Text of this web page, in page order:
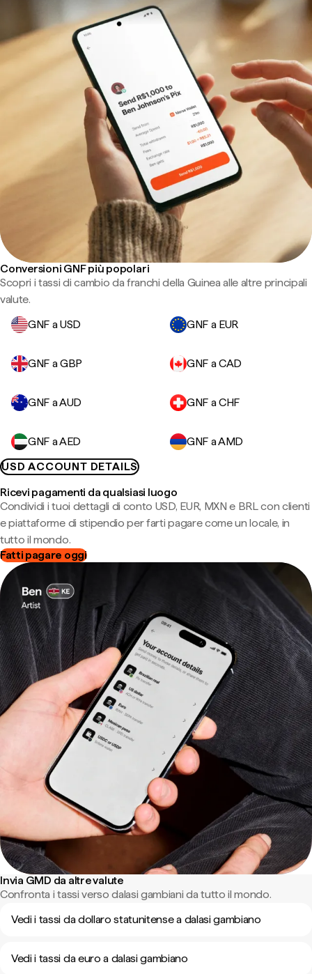
Conversioni GNF più popolari
Scopri i tassi di cambio da franchi della Guinea alle altre principali
valute.
GNF a USD
GNF a EUR
GNF a GBP GNF a CAD
GNF a AUD GNF a CHF
GNF a AED
GNF a AMD
USD ACCOUNT DETAILS
Ricevi pagamenti da qualsiasi luogo
Condividi i tuoi dettagli di conto USD, EUR, MXN e BRL con clienti
e piattaforme di stipendio per farti pagare come un locale, in
tutto il mondo.
Fatti pagare oggi
Invia GMD da altre valute
Confronta i tassi verso dalasi gambiani da tutto il mondo.
Vedi i tassi da dollaro statunitense a dalasi gambiano
Vedi i tassi da euro a dalasi gambiano